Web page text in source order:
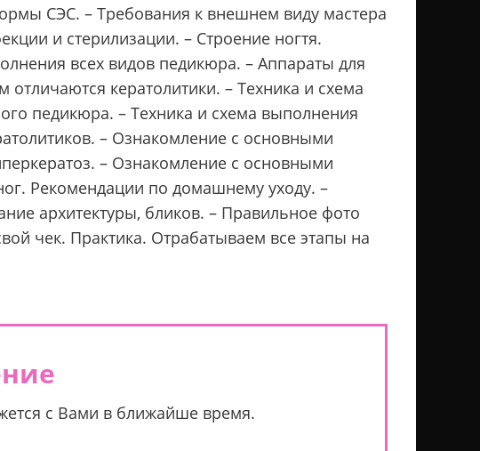
СЭС. – Требования к внешнем виду мастера
и стерилизации. – Строение ногтя.
всех видов педикюра. – Аппараты для
кератолитики. – Техника и схема
педикюра. – Техника и схема выполнения
– Ознакомление с основными
– Ознакомление с основными
Рекомендации по домашнему уходу. –
архитектуры, бликов. – Правильное фото
чек. Практика. Отрабатываем все этапы на
с Вами в ближайше время.